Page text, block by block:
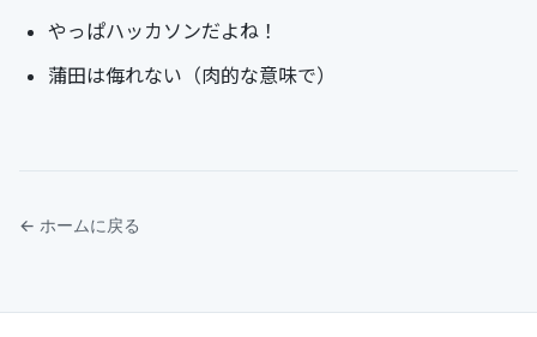
やっぱハッカソンだよね！
蒲田は侮れない（肉的な意味で）
← ホームに戻る